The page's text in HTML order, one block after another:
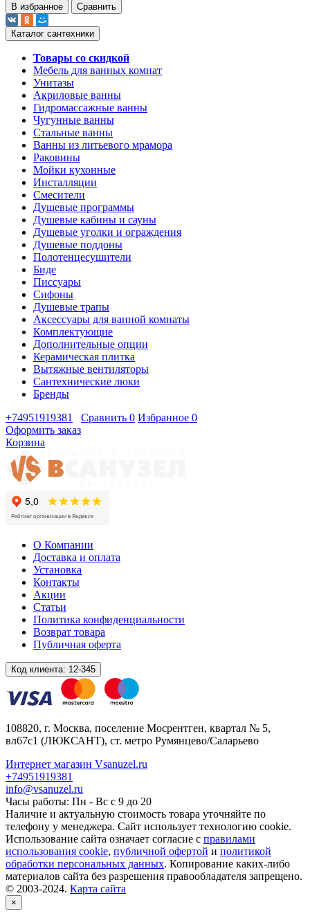
В избранное Сравнить
Каталог сантехники
Товары со скидкой
Мебель для ванных комнат
Унитазы
Акриловые ванны
Гидромассажные ванны
Чугунные ванны
Стальные ванны
Ванны из литьевого мрамора
Раковины
Мойки кухонные
Инсталляции
Смесители
Душевые программы
Душевые кабины и сауны
Душевые уголки и ограждения
Душевые поддоны
Полотенцесушители
Биде
Писсуары
Сифоны
Душевые трапы
Аксессуары для ванной комнаты
Комплектующие
Дополнительные опции
Керамическая плитка
Вытяжные вентиляторы
Сантехнические люки
Бренды
+74951919381
Сравнить 0 Избранное 0
Оформить заказ
Корзина
О Компании
Доставка и оплата
Установка
Контакты
Акции
Статьи
Политика конфиденциальности
Возврат товара
Публичная оферта
Код клиента: 12-345
108820, г. Москва, поселение Мосрентген, квартал № 5,
вл67с1 (ЛЮКСАНТ), ст. метро Румянцево/Саларьево
Интернет магазин Vsanuzel.ru
+74951919381
info@vsanuzel.ru
Часы работы: Пн - Вс с 9 до 20
Наличие и актуальную стоимость товара уточняйте по
телефону у менеджера. Сайт использует технологию cookie.
Использование сайта означает согласие с правилами
использования cookie, публичной офертой и политикой
обработки персональных данных. Копирование каких-либо
материалов сайта без разрешения правообладателя запрещено.
© 2003-2024. Карта сайта
×